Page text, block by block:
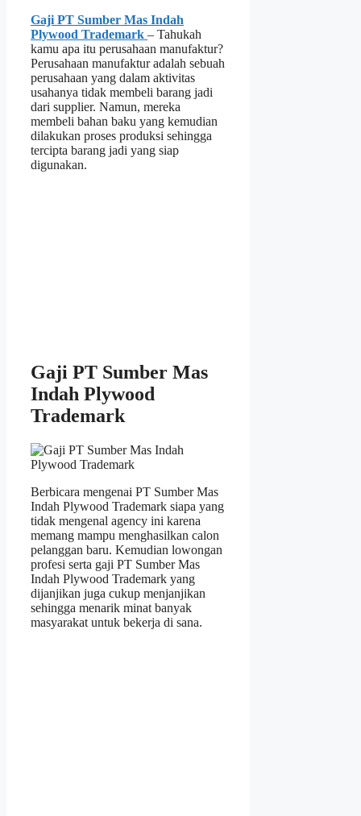
Gaji PT Sumber Mas Indah
Plywood Trademark – Tahukah
kamu apa itu perusahaan manufaktur?
Perusahaan manufaktur adalah sebuah
perusahaan yang dalam aktivitas
usahanya tidak membeli barang jadi
dari supplier. Namun, mereka
membeli bahan baku yang kemudian
dilakukan proses produksi sehingga
tercipta barang jadi yang siap
digunakan.
Gaji PT Sumber Mas
Indah Plywood
Trademark
Berbicara mengenai PT Sumber Mas
Indah Plywood Trademark siapa yang
tidak mengenal agency ini karena
memang mampu menghasilkan calon
pelanggan baru. Kemudian lowongan
profesi serta gaji PT Sumber Mas
Indah Plywood Trademark yang
dijanjikan juga cukup menjanjikan
sehingga menarik minat banyak
masyarakat untuk bekerja di sana.